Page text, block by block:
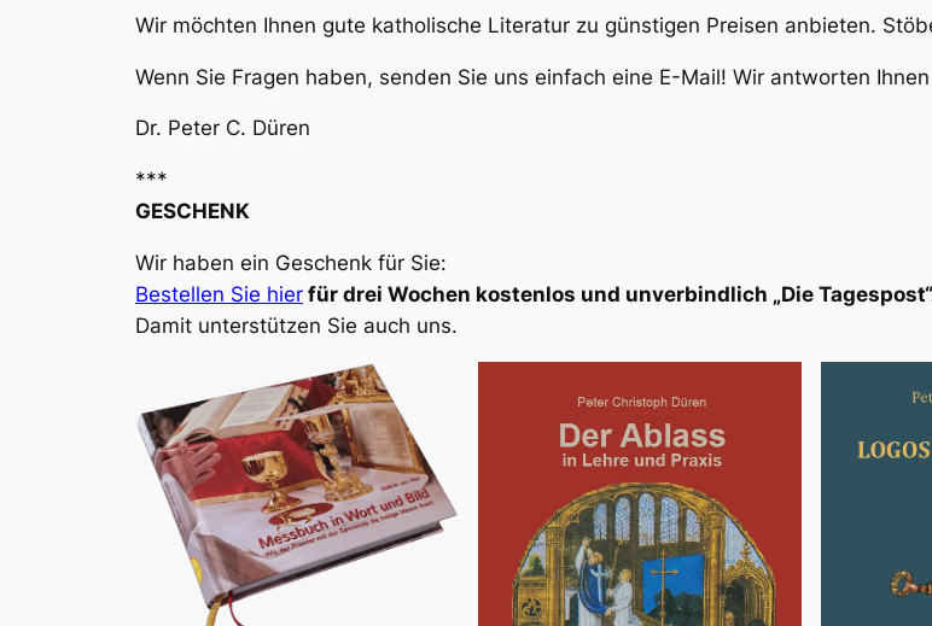
Wir möchten Ihnen gute katholische Literatur zu günstigen Preisen anbieten.
Wenn Sie Fragen haben, senden Sie uns einfach eine E-Mail! Wir antworten
Dr. Peter C. Düren
***
GESCHENK
Wir haben ein Geschenk für Sie:
Bestellen Sie hier für drei Wochen kostenlos und unverbindlich „Die
Damit unterstützen Sie auch uns.